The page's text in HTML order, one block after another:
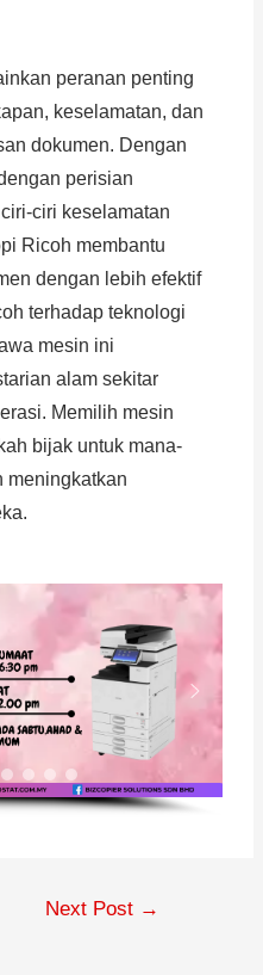
peranan penting
keselamatan, dan
dokumen. Dengan
perisian
ciri keselamatan
Ricoh membantu
dengan lebih efektif
terhadap teknologi
mesin ini
alam sekitar
Memilih mesin
bijak untuk mana-
meningkatkan
Next Post →